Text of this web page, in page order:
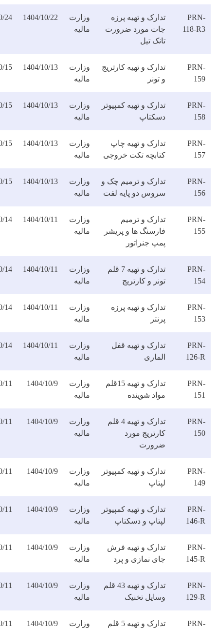
و تهیه پرزه
مورد ضرورت
وزارت
مالیه
1404/10/22
1404/10/24
دانلود
و تهیه کارتریج
تونر
وزارت
1404/10/13
1404/10/15
دانلود
و تهیه کمپیوتر
وزارت
مالیه
1404/10/13
1404/10/15
دانلود
و تهیه چاپ
تکت خروجی
وزارت
مالیه
1404/10/13
1404/10/15
دانلود
و ترمیم چک و
دو پایه لفت
وزارت
مالیه
1404/10/13
1404/10/15
دانلود
و ترمیم
ها و پریشر
وزارت
مالیه
1404/10/11
1404/10/14
دانلود
تدارک و تهیه 7 قلم
و کارتریج
وزارت
مالیه
1404/10/11
1404/10/14
دانلود
و تهیه پرزه
وزارت
1404/10/11
1404/10/14
دانلود
و تهیه قفل
وزارت
مالیه
1404/10/11
1404/10/14
دانلود
تدارک و تهیه 15قلم
شوینده
وزارت
مالیه
1404/10/9
1404/10/11
دانلود
تدارک و تهیه 4 قلم
مورد
وزارت
مالیه
1404/10/9
1404/10/11
دانلود
و تهیه کمپیوتر
وزارت
1404/10/9
1404/10/11
دانلود
و تهیه کمپیوتر
و دسکتاپ
وزارت
مالیه
1404/10/9
1404/10/11
دانلود
و تهیه فرش
نمازی و پرد
وزارت
مالیه
1404/10/9
1404/10/11
دانلود
تدارک و تهیه 43 قلم
تخنیک
وزارت
مالیه
1404/10/9
1404/10/11
دانلود
تدارک و تهیه 5 قلم
وزارت
1404/10/9
1404/10/11
دانلود